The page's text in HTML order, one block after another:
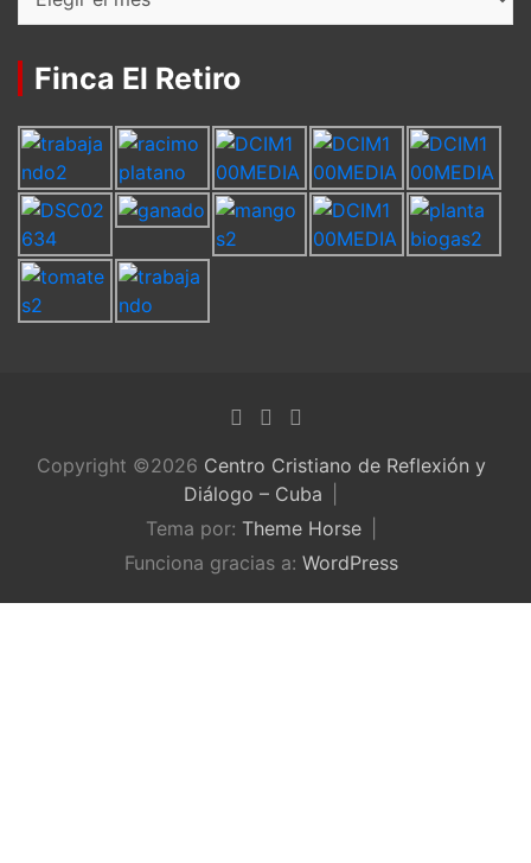
Finca El Retiro
Copyright ©2026 Centro Cristiano de Reflexión y
Diálogo – Cuba
Tema por: Theme Horse
Funciona gracias a: WordPress